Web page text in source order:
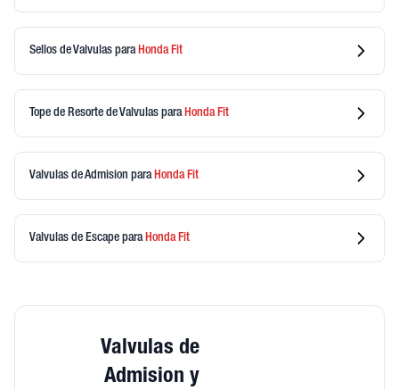
Sellos de Valvulas para HondaFit
Tope de Resorte de Valvulas para HondaFit
Valvulas de Admision para HondaFit
Valvulas de Escape para HondaFit
Valvulas de
Admision y